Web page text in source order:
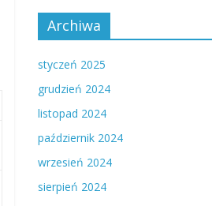
Archiwa
styczeń 2025
grudzień 2024
listopad 2024
październik 2024
wrzesień 2024
sierpień 2024